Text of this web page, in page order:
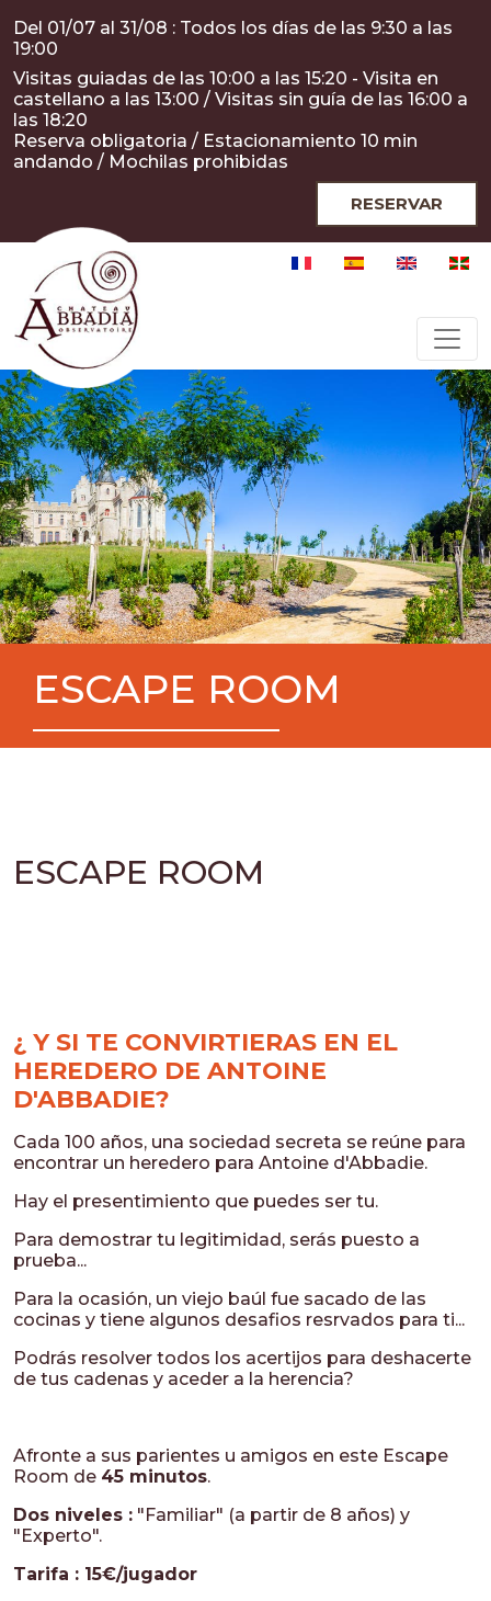
Del 01/07 al 31/08 : Todos los días de las 9:30 a las
19:00
Visitas guiadas de las 10:00 a las 15:20 - Visita en
castellano a las 13:00 / Visitas sin guía de las 16:00 a
las 18:20
Reserva obligatoria / Estacionamiento 10 min
andando / Mochilas prohibidas
RESERVAR
ESCAPE ROOM
ESCAPE ROOM
¿ Y SI TE CONVIRTIERAS EN EL
HEREDERO DE ANTOINE
D'ABBADIE?
Cada 100 años, una sociedad secreta se reúne para
encontrar un heredero para Antoine d'Abbadie.
Hay el presentimiento que puedes ser tu.
Para demostrar tu legitimidad, serás puesto a
prueba...
Para la ocasión, un viejo baúl fue sacado de las
cocinas y tiene algunos desafios resrvados para ti...
Podrás resolver todos los acertijos para deshacerte
de tus cadenas y aceder a la herencia?
Afronte a sus parientes u amigos en este Escape
Room de 45 minutos.
Dos niveles : "Familiar" (a partir de 8 años) y
"Experto".
Tarifa : 15€/jugador